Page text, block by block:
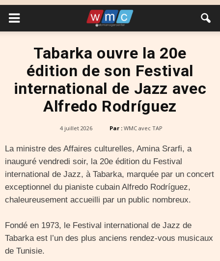
Tabarka ouvre la 20e
édition de son Festival
international de Jazz avec
Alfredo Rodríguez
4 juillet 2026 Par : WMC avec TAP
La ministre des Affaires culturelles, Amina Srarfi, a
inauguré vendredi soir, la 20e édition du Festival
international de Jazz, à Tabarka, marquée par un concert
exceptionnel du pianiste cubain Alfredo Rodríguez,
chaleureusement accueilli par un public nombreux.
Fondé en 1973, le Festival international de Jazz de
Tabarka est l’un des plus anciens rendez-vous musicaux
de Tunisie.